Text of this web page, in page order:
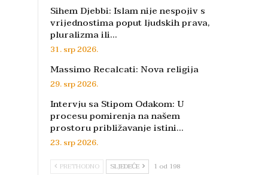
Sihem Djebbi: Islam nije nespojiv s
vrijednostima poput ljudskih prava,
pluralizma ili…
31. srp 2026.
Massimo Recalcati: Nova religija
29. srp 2026.
Intervju sa Stipom Odakom: U
procesu pomirenja na našem
prostoru približavanje istini…
23. srp 2026.
PRETHODNO SLJEDEĆE 1 od 198